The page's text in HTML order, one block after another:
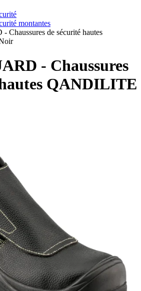
montantes
Chaussures de sécurité hautes
- Chaussures
QANDILITE